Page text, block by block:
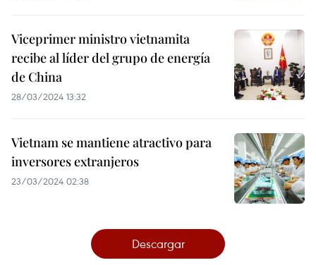
Viceprimer ministro vietnamita
recibe al líder del grupo de energía
de China
28/03/2024 13:32
Vietnam se mantiene atractivo para
inversores extranjeros
23/03/2024 02:38
Descargar